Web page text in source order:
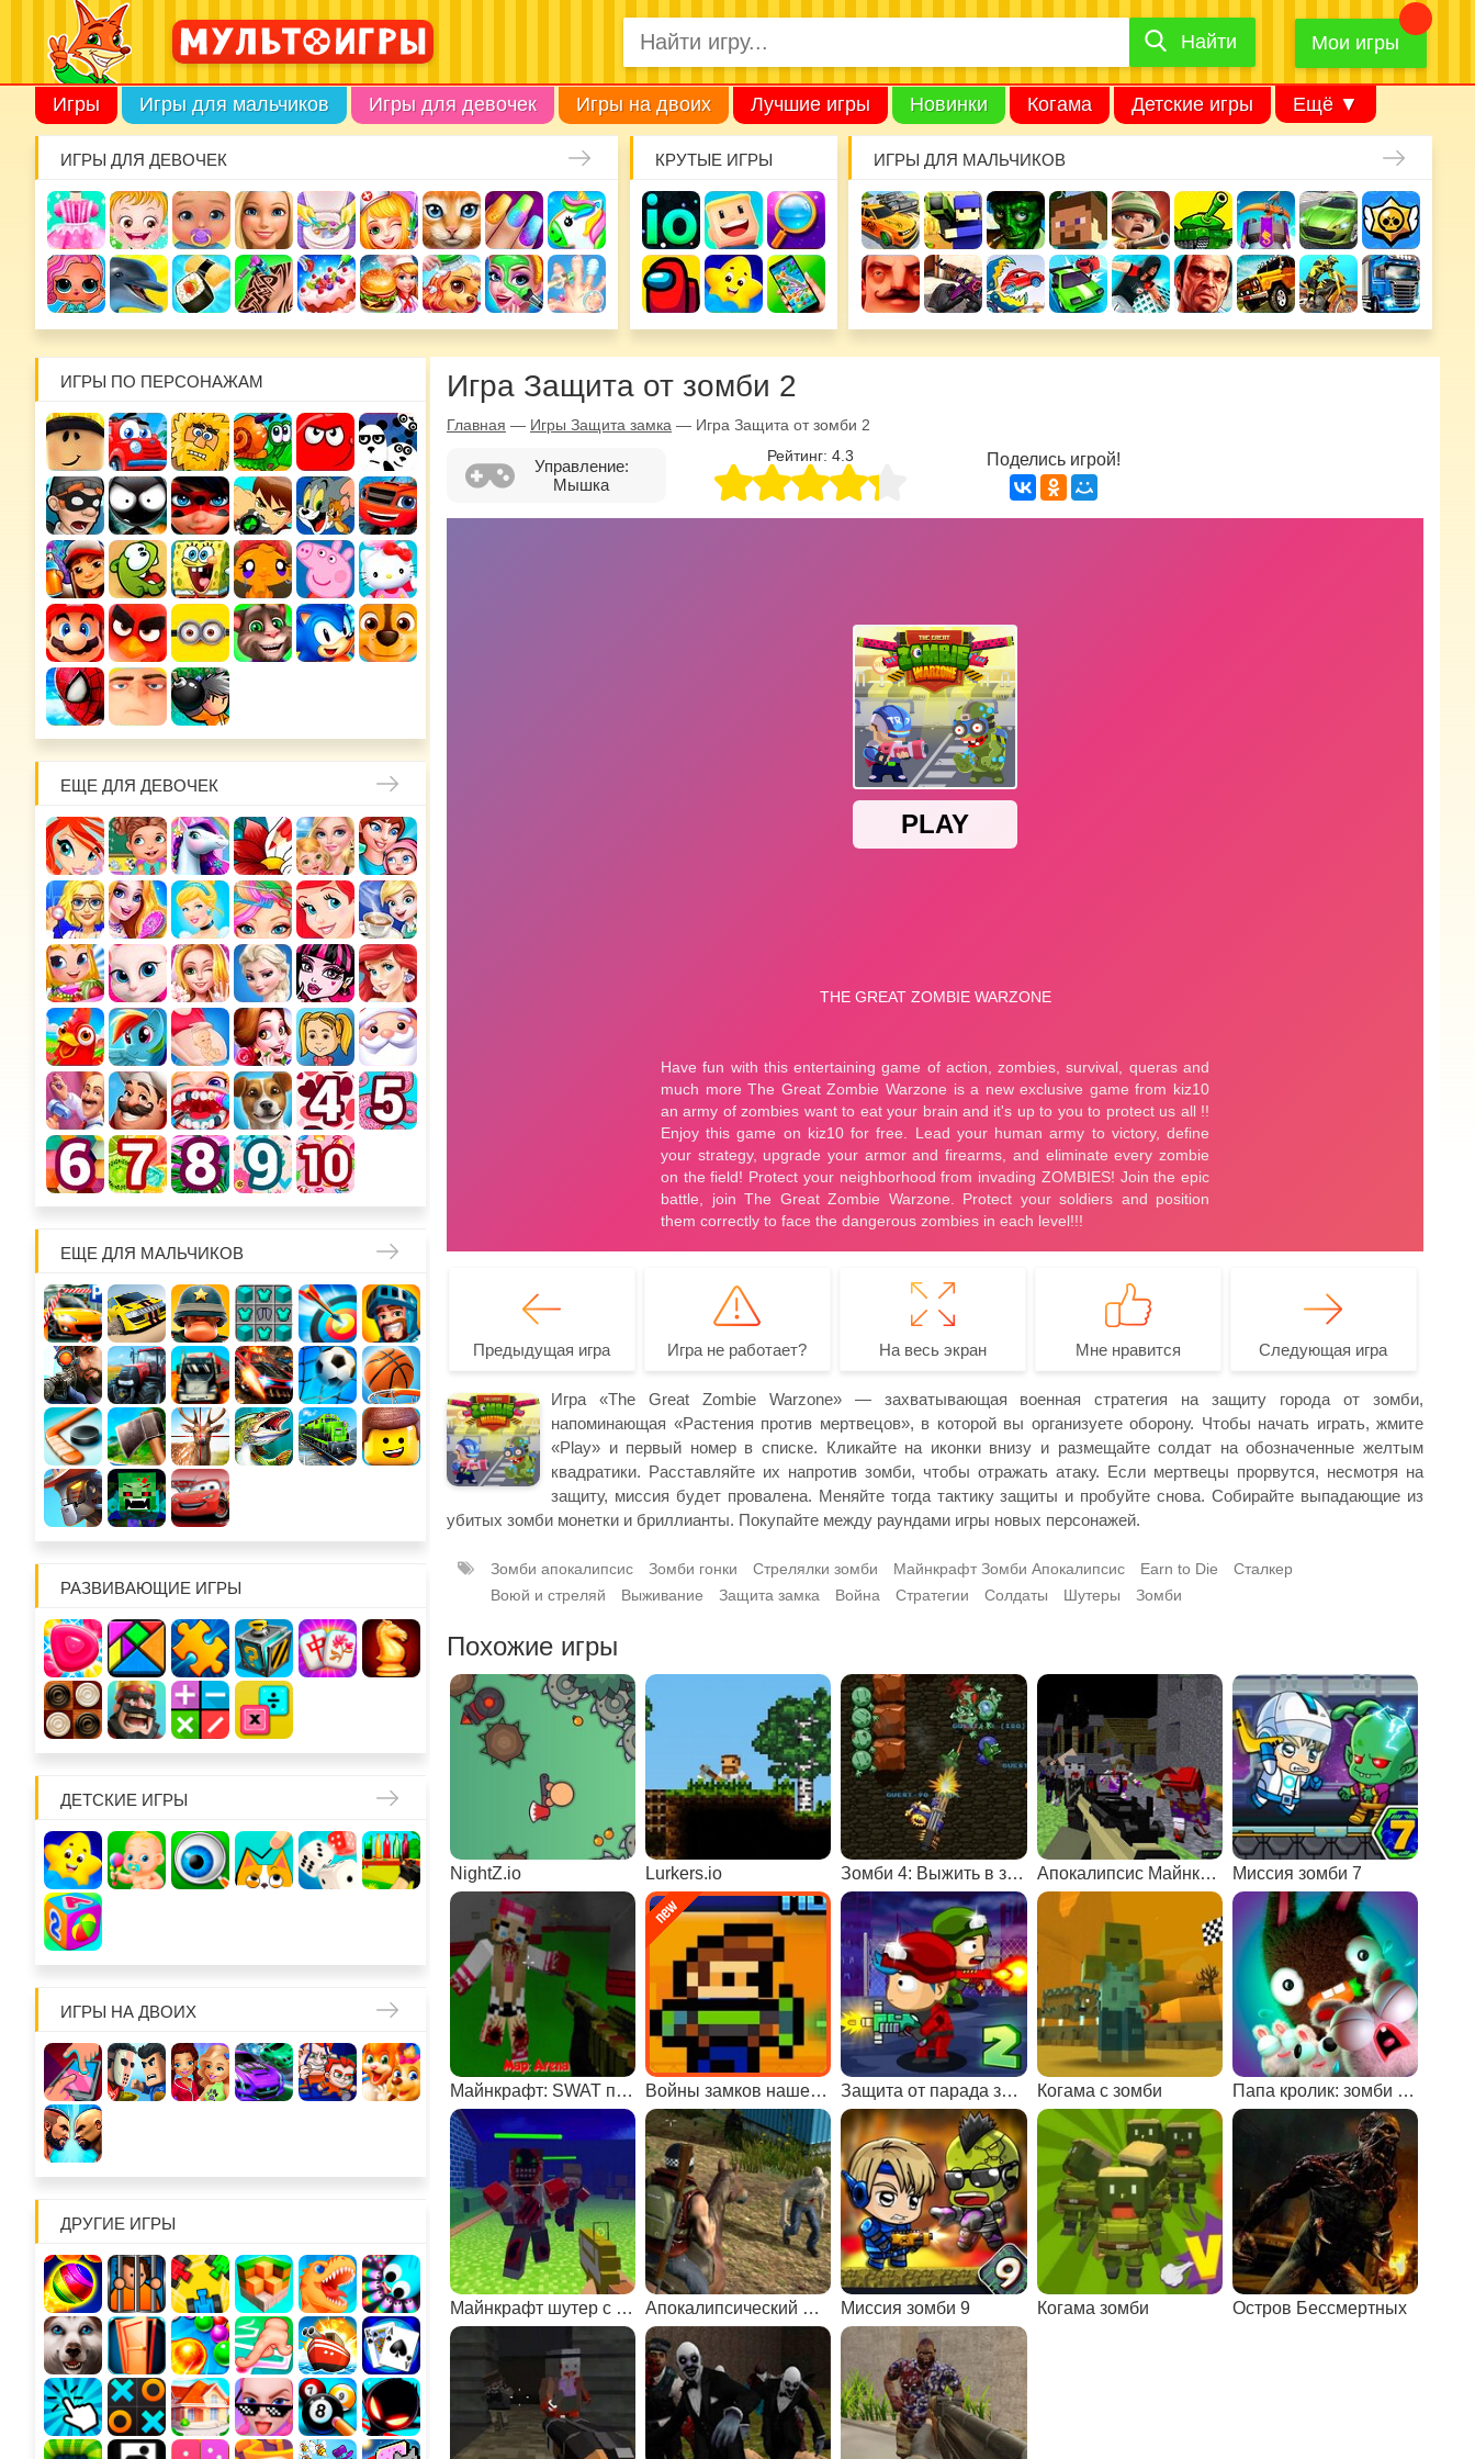
Найти
Найти Мои игры
Игры Игры для мальчиков Игры для девочек Игры на двоих Лучшие игры Новинки Когама Детские игры Ещё ▼
ИГРЫ ДЛЯ ДЕВОЧЕК КРУТЫЕ ИГРЫ ИГРЫ ДЛЯ МАЛЬЧИКОВ
ИГРЫ ПО ПЕРСОНАЖАМ
ЕЩЕ ДЛЯ ДЕВОЧЕК
ЕЩЕ ДЛЯ МАЛЬЧИКОВ
РАЗВИВАЮЩИЕ ИГРЫ
ДЕТСКИЕ ИГРЫ
ИГРЫ НА ДВОИХ
ДРУГИЕ ИГРЫ
Игра Защита от зомби 2
Главная — Игры Защита замка — Игра Защита от зомби 2
Управление:
Мышка
Рейтинг: 4.3 Поделись игрой!
Предыдущая игра Игра не работает? На весь экран Мне нравится Следующая игра
Игра «The Great Zombie Warzone» — захватывающая военная стратегия на защиту города от зомби,
напоминающая «Растения против мертвецов», в которой вы организуете оборону. Чтобы начать играть, жмите
«Play» и первый номер в списке. Кликайте на иконки внизу и размещайте солдат на обозначенные желтым
квадратики. Расставляйте их напротив зомби, чтобы отражать атаку. Если мертвецы прорвутся, несмотря на
защиту, миссия будет провалена. Меняйте тогда тактику защиты и пробуйте снова. Собирайте выпадающие из
убитых зомби монетки и бриллианты. Покупайте между раундами игры новых персонажей.
Зомби апокалипсис Зомби гонки Стрелялки зомби Майнкрафт Зомби Апокалипсис Earn to Die
Сталкер
Воюй и стреляй
Выживание Защита замка Война Стратегии Солдаты Шутеры Зомби
Похожие игры
NightZ.io Lurkers.io Зомби 4: Выжить в зомби-апокалипсисе Апокалипсис Майнкрафта: вспышка зомби-вируса Миссия зомби 7
Майнкрафт: SWAT против зомби Войны замков наше время Защита от парада зомби 2 Когама с зомби Папа кролик: зомби ферма
Майнкрафт шутер с зомби Апокалипсический мир Миссия зомби 9 Когама зомби Остров Бессмертных